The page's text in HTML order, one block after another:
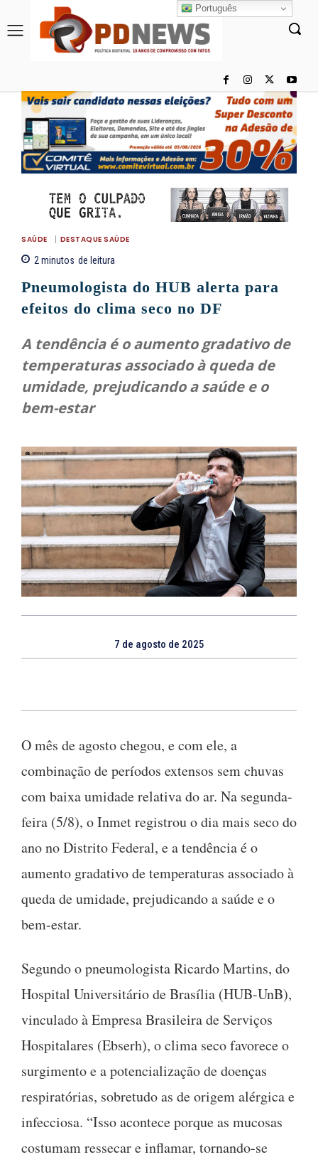
SAÚDE DESTAQUE SAÚDE
2minutos de leitura
Pneumologista do HUB alerta para
efeitos do clima seco no DF
A tendência é o aumento gradativo de
temperaturas associado à queda de
umidade, prejudicando a saúde e o
bem-estar
7 de agosto de 2025
O mês de agosto chegou, e com ele, a
combinação de períodos extensos sem chuvas
com baixa umidade relativa do ar. Na segunda-
feira (5/8), o Inmet registrou o dia mais seco do
ano no Distrito Federal, e a tendência é o
aumento gradativo de temperaturas associado à
queda de umidade, prejudicando a saúde e o
bem-estar.
Segundo o pneumologista Ricardo Martins, do
Hospital Universitário de Brasília (HUB-UnB),
vinculado à Empresa Brasileira de Serviços
Hospitalares (Ebserh), o clima seco favorece o
surgimento e a potencialização de doenças
respiratórias, sobretudo as de origem alérgica e
infecciosa. “Isso acontece porque as mucosas
costumam ressecar e inflamar, tornando-se
Português